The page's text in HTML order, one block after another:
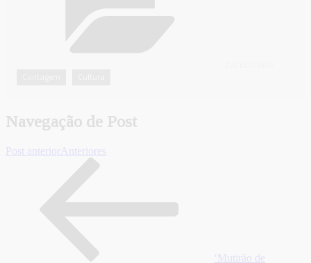
Navegação de Post
Post anterior Anteriores
‘Mutirão de